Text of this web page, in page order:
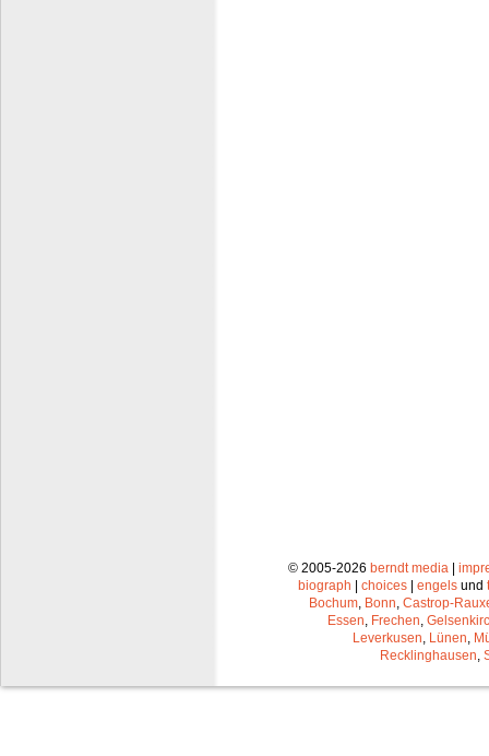
© 2005-2026 berndt media |
biograph | choices | engels und
Bochum Bonn Castrop-
Essen Frechen
Leverkusen Lünen
Recklinghausen